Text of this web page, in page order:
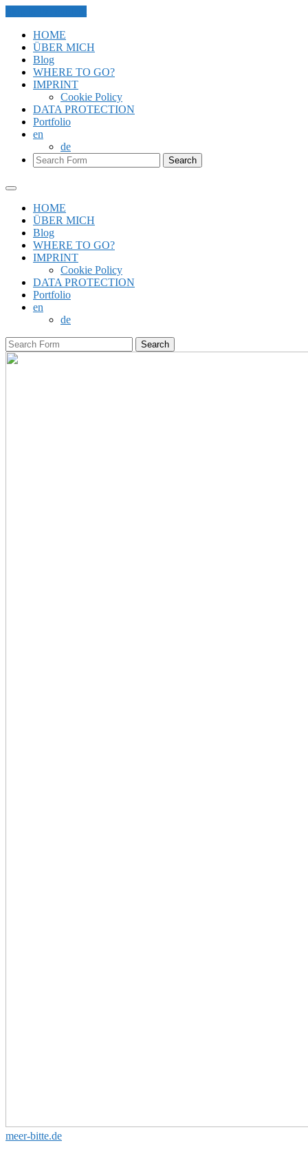
HOME
ÜBER MICH
Blog
WHERE TO GO?
IMPRINT
Cookie Policy
DATA PROTECTION
Portfolio
en
de
Search
HOME
ÜBER MICH
Blog
WHERE TO GO?
IMPRINT
Cookie Policy
DATA PROTECTION
Portfolio
en
de
Search
meer-bitte.de